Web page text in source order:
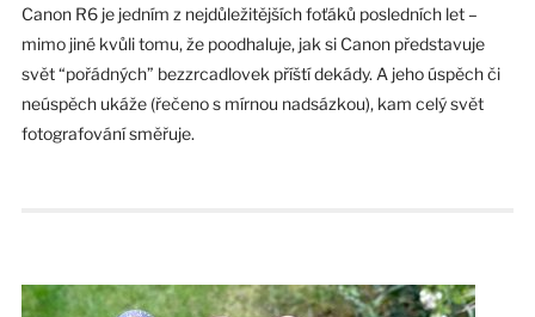
Canon R6 je jedním z nejdůležitějších foťáků posledních let –
mimo jiné kvůli tomu, že poodhaluje, jak si Canon představuje
svět “pořádných” bezzrcadlovek příští dekády. A jeho úspěch či
neúspěch ukáže (řečeno s mírnou nadsázkou), kam celý svět
fotografování směřuje.